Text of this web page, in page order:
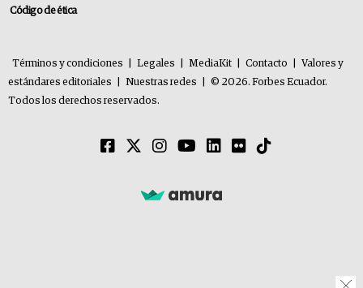
Código de ética
Términos y condiciones Legales MediaKit Contacto
Valores y
estándares editoriales
Nuestras redes
© 2026. Forbes Ecuador.
Todos los derechos reservados.